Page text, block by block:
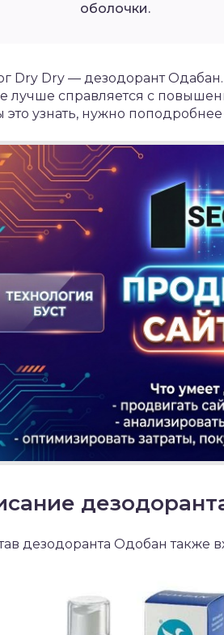
оболочки.
Dry Dry — дезодорант
лучше справляется с
это узнать, нужно
дезодоранта Одобан также